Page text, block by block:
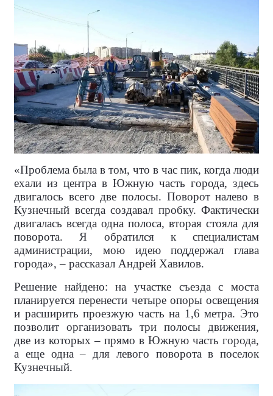
«Проблема была в том, что в час пик, когда люди
ехали из центра в Южную часть города, здесь
двигалось всего две полосы. Поворот налево в
Кузнечный всегда создавал пробку. Фактически
двигалась всегда одна полоса, вторая стояла для
поворота. Я обратился к специалистам
администрации, мою идею поддержал глава
города», – рассказал Андрей Хавилов.
Решение найдено: на участке съезда с моста
планируется перенести четыре опоры освещения
и расширить проезжую часть на 1,6 метра. Это
позволит организовать три полосы движения,
две из которых – прямо в Южную часть города,
а еще одна – для левого поворота в поселок
Кузнечный.